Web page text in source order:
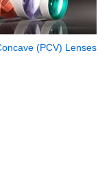
(PCV) Lenses